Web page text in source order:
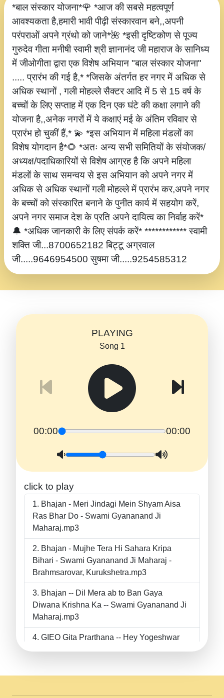
*बाल संस्कार योजना*🌹 *आज की सबसे महत्वपूर्ण
आवश्यकता है,हमारी भावी पीढ़ी संस्कारवान बने,,अपनी
परंपराओं अपने ग्रंथो को जाने*🌺 *इसी दृष्टिकोण से पूज्य
गुरुदेव गीता मनीषी स्वामी श्री ज्ञानानंद जी महाराज के सानिध्य
में जीओगीता द्वारा एक विशेष अभियान "बाल संस्कार योजना"
..... प्रारंभ की गई है,* *जिसके अंतर्गत हर नगर में अधिक से
अधिक स्थानों , गली मोहल्ले सैक्टर आदि में 5 से 15 वर्ष के
बच्चों के लिए सप्ताह में एक दिन एक घंटे की कक्षा लगाने की
योजना है,,अनेक नगरों में ये कक्षाएं मई के अंतिम रविवार से
प्रारंभ हो चुकीं हैं,* 💫 *इस अभियान में महिला मंडलों का
विशेष योगदान है*🌻 *अतः अन्य सभी समितियों के संयोजक/
अध्यक्ष/पदाधिकारियों से विशेष आग्रह है कि अपने महिला
मंडलों के साथ समन्वय से इस अभियान को अपने नगर में
अधिक से अधिक स्थानों गली मोहल्ले में प्रारंभ कर,अपने नगर
के बच्चों को संस्कारित बनाने के पुनीत कार्य में सहयोग करें,
अपने नगर समाज देश के प्रति अपने दायित्व का निर्वाह करें*
🔔 *अधिक जानकारी के लिए संपर्क करें* ************ स्वामी
शक्ति जी...8700652182 बिट्टू अग्रवाल
जी.....9646954500 सुषमा जी.....9254585312
PLAYING
Song 1
00:00 00:00
click to play
Bhajan - Meri Jindagi Mein Shyam Aisa
Ras Bhar Do - Swami Gyananand Ji
Maharaj.mp3
Bhajan - Mujhe Tera Hi Sahara Kripa
Bihari - Swami Gyananand Ji Maharaj -
Brahmsarovar, Kurukshetra.mp3
Bhajan -- Dil Mera ab to Ban Gaya
Diwana Krishna Ka -- Swami Gyananand Ji
Maharaj.mp3
GIEO Gita Prarthana -- Hey Yogeshwar
II Swami Gyananand Ji Maharaj.mp3